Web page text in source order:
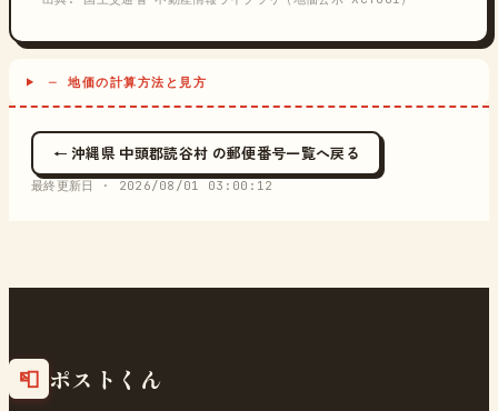
─ 地価の計算方法と見方
← 沖縄県 中頭郡読谷村 の郵便番号一覧へ戻る
最終更新日 · 2026/08/01 03:00:12
📮 ポストくん